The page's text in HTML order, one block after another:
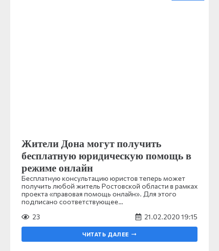
Жители Дона могут получить
бесплатную юридическую помощь в
режиме онлайн
Бесплатную консультацию юристов теперь может
получить любой житель Ростовской области в рамках
проекта «правовая помощь онлайн». Для этого
подписано соответствующее…
23
21.02.2020 19:15
ЧИТАТЬ ДАЛЕЕ